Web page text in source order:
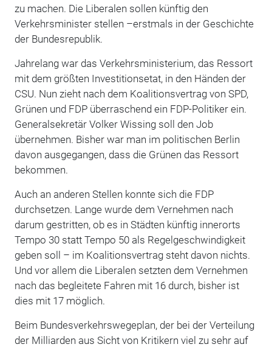
zu machen. Die Liberalen sollen künftig den
Verkehrsminister stellen –erstmals in der Geschichte
der Bundesrepublik.
Jahrelang war das Verkehrsministerium, das Ressort
mit dem größten Investitionsetat, in den Händen der
CSU. Nun zieht nach dem Koalitionsvertrag von SPD,
Grünen und FDP überraschend ein FDP-Politiker ein.
Generalsekretär Volker Wissing soll den Job
übernehmen. Bisher war man im politischen Berlin
davon ausgegangen, dass die Grünen das Ressort
bekommen.
Auch an anderen Stellen konnte sich die FDP
durchsetzen. Lange wurde dem Vernehmen nach
darum gestritten, ob es in Städten künftig innerorts
Tempo 30 statt Tempo 50 als Regelgeschwindigkeit
geben soll – im Koalitionsvertrag steht davon nichts.
Und vor allem die Liberalen setzten dem Vernehmen
nach das begleitete Fahren mit 16 durch, bisher ist
dies mit 17 möglich.
Beim Bundesverkehrswegeplan, der bei der Verteilung
der Milliarden aus Sicht von Kritikern viel zu sehr auf